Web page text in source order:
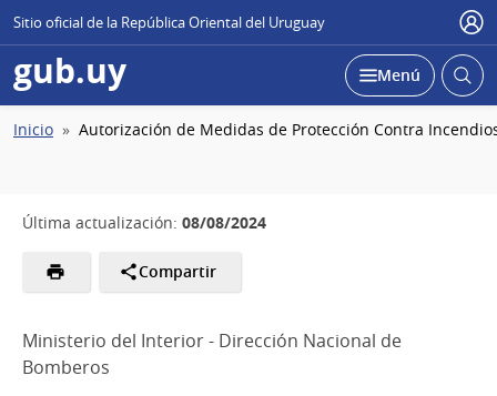
Sitio oficial de la República Oriental del Uruguay
gub.uy Desplegar
Menú Abrir
Ruta
Inicio Autorización de Medidas de Protección Contra
Última actualización: 08/08/2024
Compartir
Ministerio del Interior - Dirección Nacional de
Bomberos